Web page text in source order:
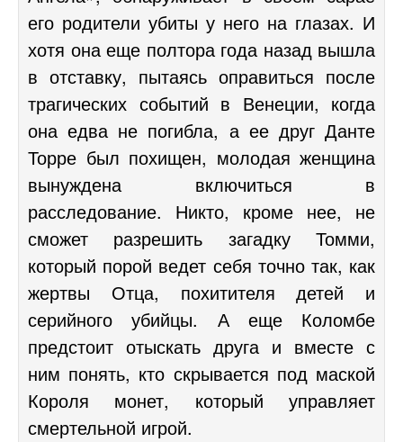
его родители убиты у него на глазах. И
хотя она еще полтора года назад вышла
в отставку, пытаясь оправиться после
трагических событий в Венеции, когда
она едва не погибла, а ее друг Данте
Торре был похищен, молодая женщина
вынуждена включиться в
расследование. Никто, кроме нее, не
сможет разрешить загадку Томми,
который порой ведет себя точно так, как
жертвы Отца, похитителя детей и
серийного убийцы. А еще Коломбе
предстоит отыскать друга и вместе с
ним понять, кто скрывается под маской
Короля монет, который управляет
смертельной игрой.